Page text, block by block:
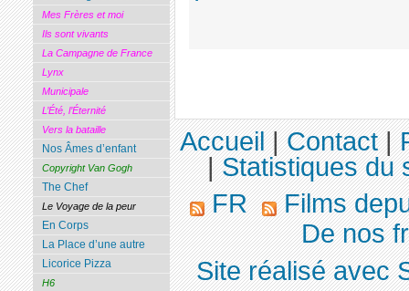
Mes Frères et moi
Ils sont vivants
La Campagne de France
Lynx
Municipale
L’Été, l’Éternité
Vers la bataille
Nos Âmes d’enfant
Copyright Van Gogh
The Chef
Le Voyage de la peur
En Corps
La Place d’une autre
Licorice Pizza
H6
Accueil|Contact|
|Statistiques du
FR
Films
De nos
Site réalisé avec